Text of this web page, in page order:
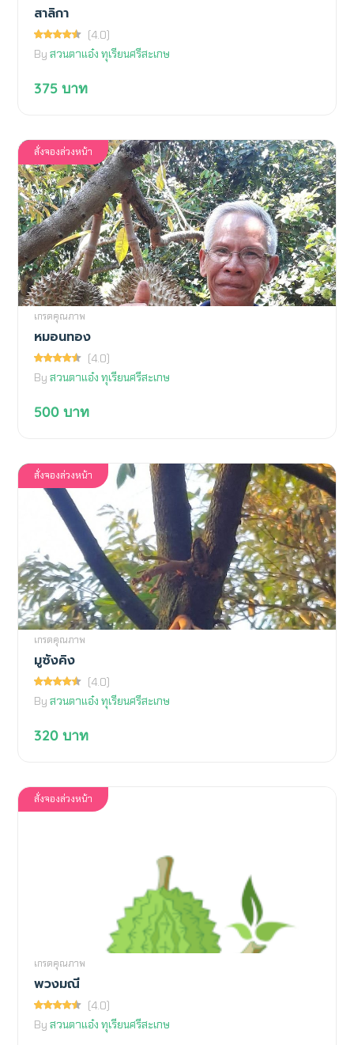
สาลิกา
(4.0)
By สวนตาแอ๋ง ทุเรียนศรีสะเกษ
375 บาท
สั่งจองล่วงหน้า
เกรดคุณภาพ
หมอนทอง
(4.0)
By สวนตาแอ๋ง ทุเรียนศรีสะเกษ
500 บาท
สั่งจองล่วงหน้า
เกรดคุณภาพ
มูซังคิง
(4.0)
By สวนตาแอ๋ง ทุเรียนศรีสะเกษ
320 บาท
สั่งจองล่วงหน้า
เกรดคุณภาพ
พวงมณี
(4.0)
By สวนตาแอ๋ง ทุเรียนศรีสะเกษ